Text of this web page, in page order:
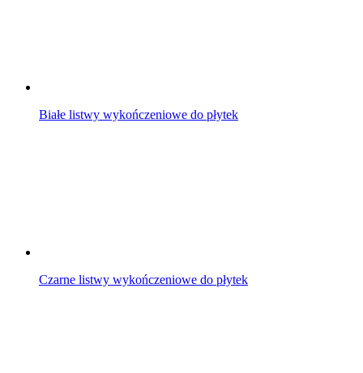
Białe listwy wykończeniowe do płytek
Czarne listwy wykończeniowe do płytek